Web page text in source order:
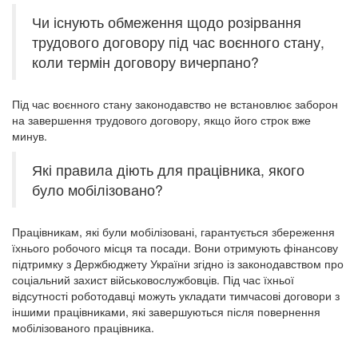
Чи існують обмеження щодо розірвання
трудового договору під час воєнного стану,
коли термін договору вичерпано?
Під час воєнного стану законодавство не встановлює заборон
на завершення трудового договору, якщо його строк вже
минув.
Які правила діють для працівника, якого
було мобілізовано?
Працівникам, які були мобілізовані, гарантується збереження
їхнього робочого місця та посади. Вони отримують фінансову
підтримку з Держбюджету України згідно із законодавством про
соціальний захист військовослужбовців. Під час їхньої
відсутності роботодавці можуть укладати тимчасові договори з
іншими працівниками, які завершуються після повернення
мобілізованого працівника.